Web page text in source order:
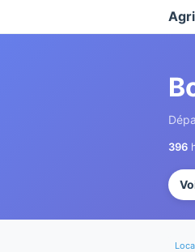
396
Panneau de gestion des